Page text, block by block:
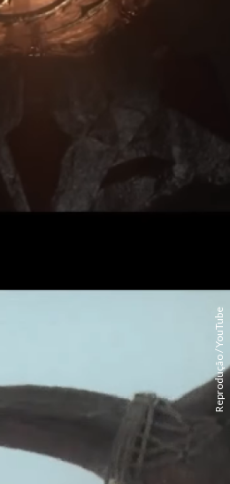
Reprodução / YouTube